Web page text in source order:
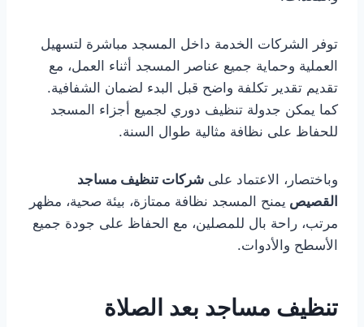
توفر الشركات الخدمة داخل المسجد مباشرة لتسهيل
العملية وحماية جميع عناصر المسجد أثناء العمل، مع
تقديم تقدير تكلفة واضح قبل البدء لضمان الشفافية.
كما يمكن جدولة تنظيف دوري لجميع أجزاء المسجد
للحفاظ على نظافة مثالية طوال السنة.
وباختصار، الاعتماد على شركات تنظيف مساجد
القصيص يمنح المسجد نظافة ممتازة، بيئة صحية، مظهر
مرتب، راحة بال للمصلين، مع الحفاظ على جودة جميع
الأسطح والأدوات.
تنظيف مساجد بعد الصلاة